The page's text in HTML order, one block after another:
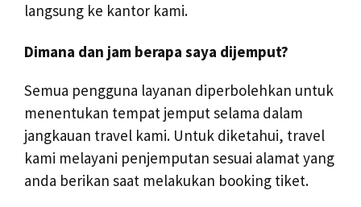
langsung ke kantor kami.
Dimana dan jam berapa saya dijemput?
Semua pengguna layanan diperbolehkan untuk
menentukan tempat jemput selama dalam
jangkauan travel kami. Untuk diketahui, travel
kami melayani penjemputan sesuai alamat yang
anda berikan saat melakukan booking tiket.